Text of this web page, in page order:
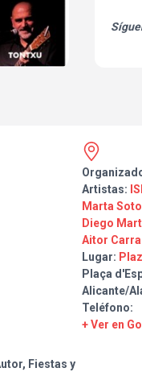
en tu
Artistas:
Marta Soto
Diego
Aitor
Lugar:
Plaça
Alicante/
Teléfono:
+ Ver en
Fiestas y